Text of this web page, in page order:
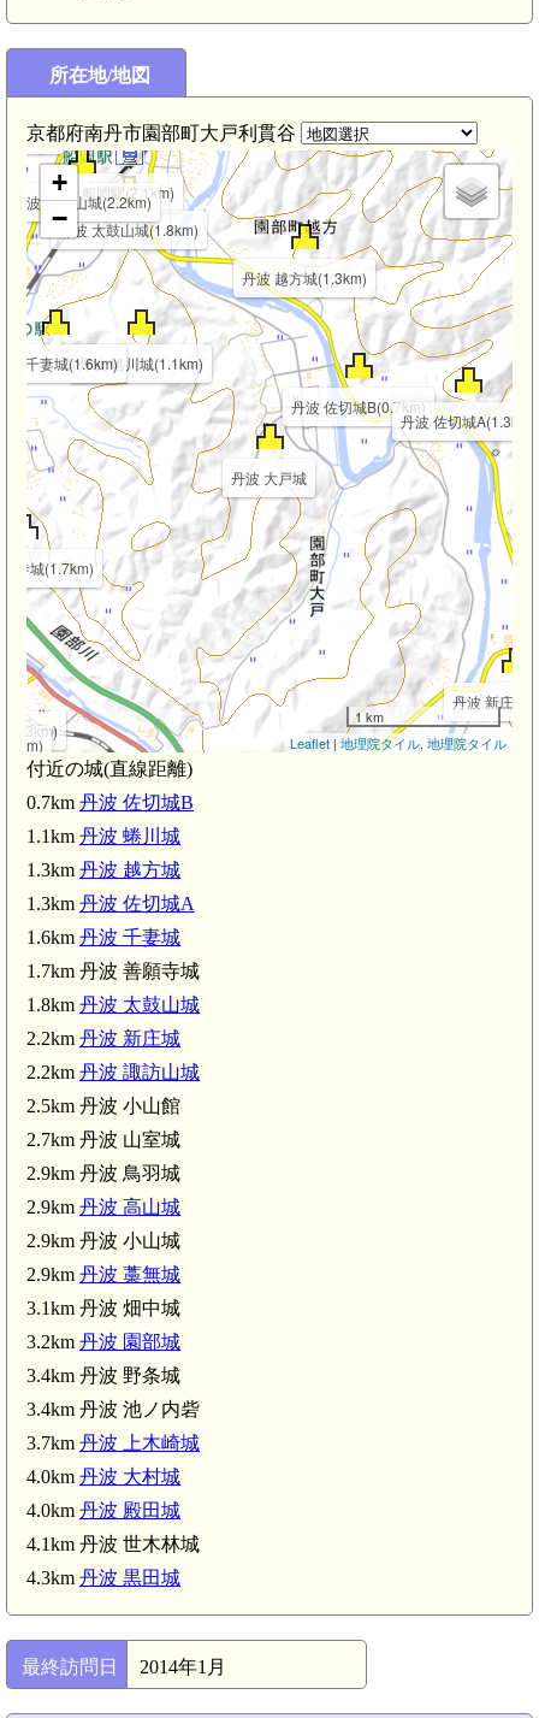
所在地/地図
京都府南丹市園部町大戸利貫谷
船岡駅(2.1km)
(2.3km)
吉富駅(2.8km)
丹波 大戸城
丹波 佐切城B(0.7km)
丹波 蜷川城(1.1km)
丹波 越方城(1.3km)
丹波 佐切城A(1.3km)
波 千妻城(1.6km)
寺城(1.7km)
丹波 太鼓山城(1.8km)
丹波 新庄城
丹波 諏訪山城(2.2km)
丹波 高山城(2.9km)
(2.9km)
丹波 池ノ内砦(3.4km)
+
−
1 km
Leaflet|地理院タイル, 地理院タイル
付近の城(直線距離)
0.7km 丹波 佐切城B
1.1km 丹波 蜷川城
1.3km 丹波 越方城
1.3km 丹波 佐切城A
1.6km 丹波 千妻城
1.7km 丹波 善願寺城
1.8km 丹波 太鼓山城
2.2km 丹波 新庄城
2.2km 丹波 諏訪山城
2.5km 丹波 小山館
2.7km 丹波 山室城
2.9km 丹波 鳥羽城
2.9km 丹波 高山城
2.9km 丹波 小山城
2.9km 丹波 藁無城
3.1km 丹波 畑中城
3.2km 丹波 園部城
3.4km 丹波 野条城
3.4km 丹波 池ノ内砦
3.7km 丹波 上木崎城
4.0km 丹波 大村城
4.0km 丹波 殿田城
4.1km 丹波 世木林城
4.3km 丹波 黒田城
最終訪問日 2014年1月